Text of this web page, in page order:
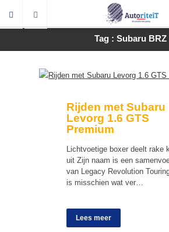
Tag : Subaru BRZ
Rijden met Subaru
Levorg 1.6 GTS
Premium
Lichtvoetige boxer deelt rake
uit Zijn naam is een
van Legacy Revolution
is misschien wat ver…
Lees meer